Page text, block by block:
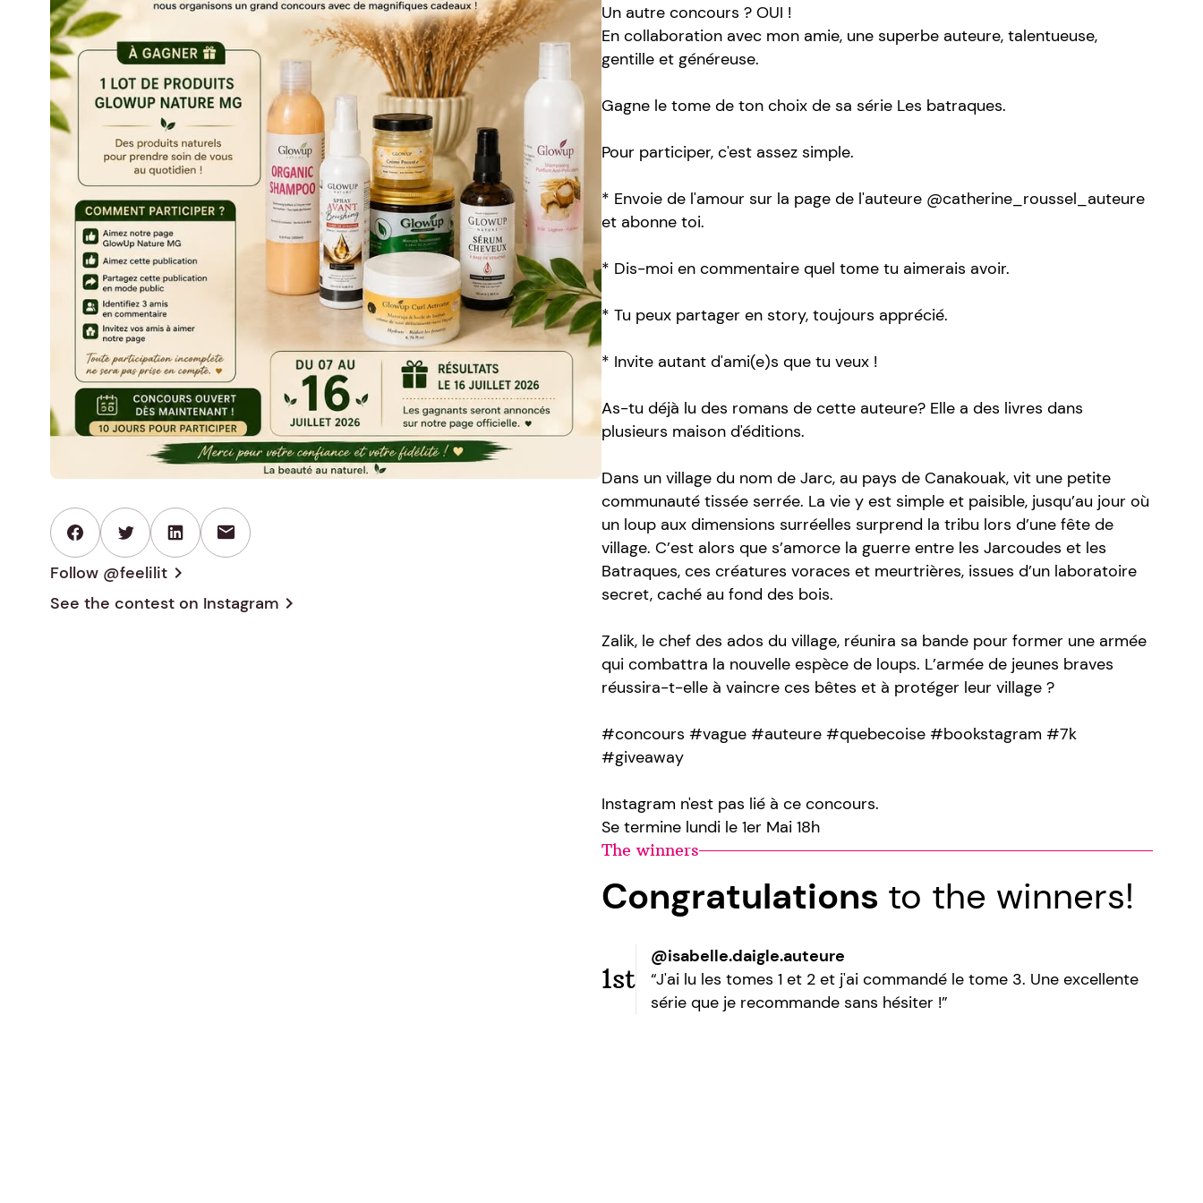
mail
Follow @feelilit chevron_right
See the contest on Instagram chevron_right
Un autre concours ? OUI !
En collaboration avec mon amie, une superbe auteure, talentueuse,
gentille et généreuse.
Gagne le tome de ton choix de sa série Les batraques.
Pour participer, c'est assez simple.
* Envoie de l'amour sur la page de l'auteure @catherine_roussel_auteure
et abonne toi.
* Dis-moi en commentaire quel tome tu aimerais avoir.
* Tu peux partager en story, toujours apprécié.
* Invite autant d'ami(e)s que tu veux !
As-tu déjà lu des romans de cette auteure? Elle a des livres dans
plusieurs maison d'éditions.
Dans un village du nom de Jarc, au pays de Canakouak, vit une petite
communauté tissée serrée. La vie y est simple et paisible, jusqu’au jour où
un loup aux dimensions surréelles surprend la tribu lors d’une fête de
village. C’est alors que s’amorce la guerre entre les Jarcoudes et les
Batraques, ces créatures voraces et meurtrières, issues d’un laboratoire
secret, caché au fond des bois.
Zalik, le chef des ados du village, réunira sa bande pour former une armée
qui combattra la nouvelle espèce de loups. L’armée de jeunes braves
réussira-t-elle à vaincre ces bêtes et à protéger leur village ?
#concours #vague #auteure #quebecoise #bookstagram #7k
#giveaway
Instagram n'est pas lié à ce concours.
Se termine lundi le 1er Mai 18h
The winners
Congratulations to the winners!
1st
@isabelle.daigle.auteure
“J'ai lu les tomes 1 et 2 et j'ai commandé le tome 3. Une excellente
série que je recommande sans hésiter !”